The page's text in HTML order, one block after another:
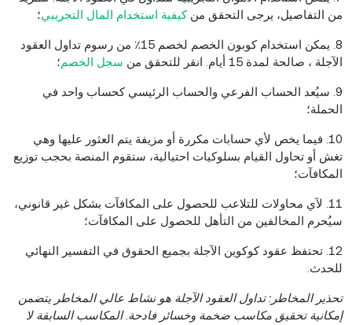
من التفاصيل، يرجى التحقق من كيفية استخدام المال التجريبي؛
8. يمكن استخدام كوبون الخصم لخصم 15٪ من رسوم تداول العقود
الآجلة ، صالحة لمدة 15 أيام. انقر للتحقق من
سجل الخصم؛
9. سيُعد الحساب الفرعي والحساب الرئيسي كحساب واحد في
الحملة؛
10. فيما يخص لأي حسابات مكررة أو مزيفة يتم العثور عليها وهي
تغش أو تحاول القيام بسلوكيات احتيالية، ستقوم المنصة بحجب توزيع
المكافآت؛
11. لآي محاولات للتلاعب للحصول على المكافآت بشكل غير قانوني،
سيُحرم المخالفين من التأهل للحصول على المكافآت؛
12. تحتفظ عقود كوكوين الآجلة بجميع الحقوق في التفسير النهائي
للحدث.
تحذير المخاطر: تداول العقود الآجلة هو نشاط عالي المخاطر يتضمن
إمكانية تحقيق مكاسب ضخمة وخسائر فادحة. المكاسب السابقة لا